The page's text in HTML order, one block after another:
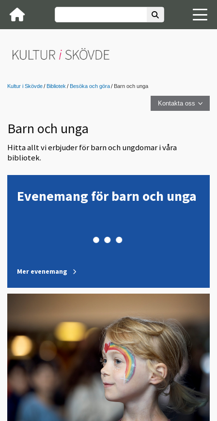
Kultur i Skövde Bibliotek Besöka och göra Barn och unga
Kontakta oss
Barn och unga
Hitta allt vi erbjuder för barn och ungdomar i våra
bibliotek.
Evenemang för barn och unga
Mer evenemang